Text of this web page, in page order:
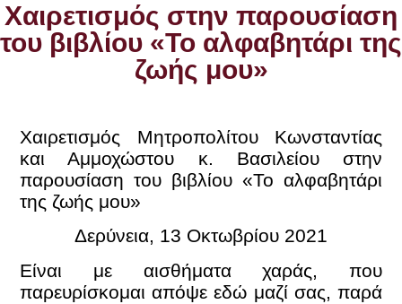
Χαιρετισμός στην παρουσίαση
του βιβλίου «Το αλφαβητάρι της
ζωής μου»
Χαιρετισμός Μητροπολίτου Κωνσταντίας
και Αμμοχώστου κ. Βασιλείου στην
παρουσίαση του βιβλίου «Το αλφαβητάρι
της ζωής μου»
Δερύνεια, 13 Οκτωβρίου 2021
Είναι με αισθήματα χαράς, που
παρευρίσκομαι απόψε εδώ μαζί σας, παρά